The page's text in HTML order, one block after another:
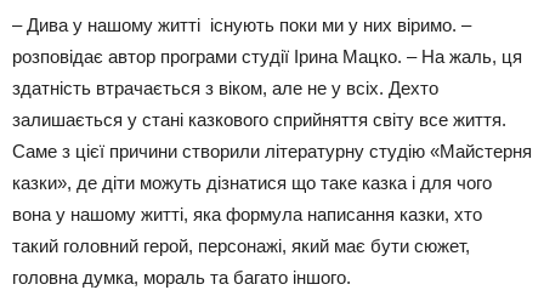
– Дива у нашому житті існують поки ми у них віримо. –
розповідає автор програми студії Ірина Мацко. – На жаль, ця
здатність втрачається з віком, але не у всіх. Дехто
залишається у стані казкового сприйняття світу все життя.
Саме з цієї причини створили літературну студію «Майстерня
казки», де діти можуть дізнатися що таке казка і для чого
вона у нашому житті, яка формула написання казки, хто
такий головний герой, персонажі, який має бути сюжет,
головна думка, мораль та багато іншого.